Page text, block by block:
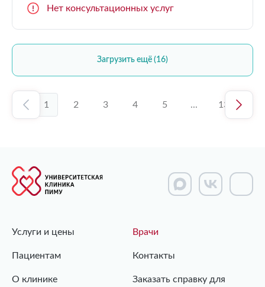
Нет консультационных услуг
Загрузить ещё (16)
1 2 3 4 5 ... 13
Услуги и цены Врачи
Пациентам Контакты
О клинике
Заказать справку для